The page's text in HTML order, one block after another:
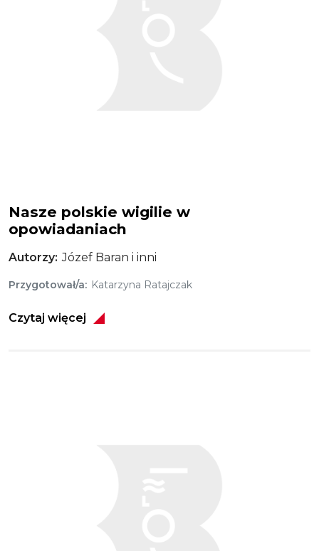
Nasze polskie wigilie w
opowiadaniach
Autorzy Józef Baran i inni
Przygotował/a Katarzyna Ratajczak
Czytaj więcej